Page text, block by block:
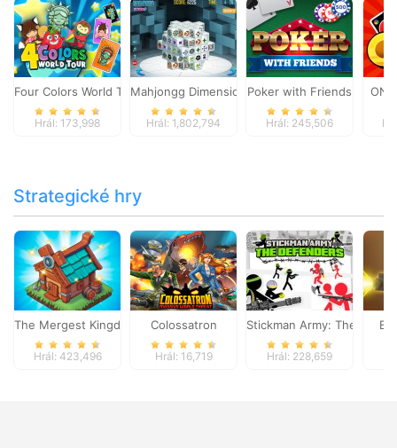
Four Colors World Tour
Hrál: 173,998
Mahjongg Dimensions
Hrál: 1,802,794
Poker with Friends
Hrál: 245,506
Strategické hry
The Mergest Kingdom
Hrál: 423,496
Colossatron
Hrál: 16,719
Stickman Army: The
Hrál: 228,659